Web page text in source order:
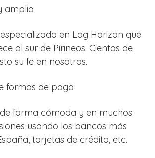
amplia
en Log Horizon que
al sur de Pirineos. Cientos de
su fe en nosotros.
formas de pago
forma cómoda y en muchos
usando los bancos más
tarjetas de crédito, etc.